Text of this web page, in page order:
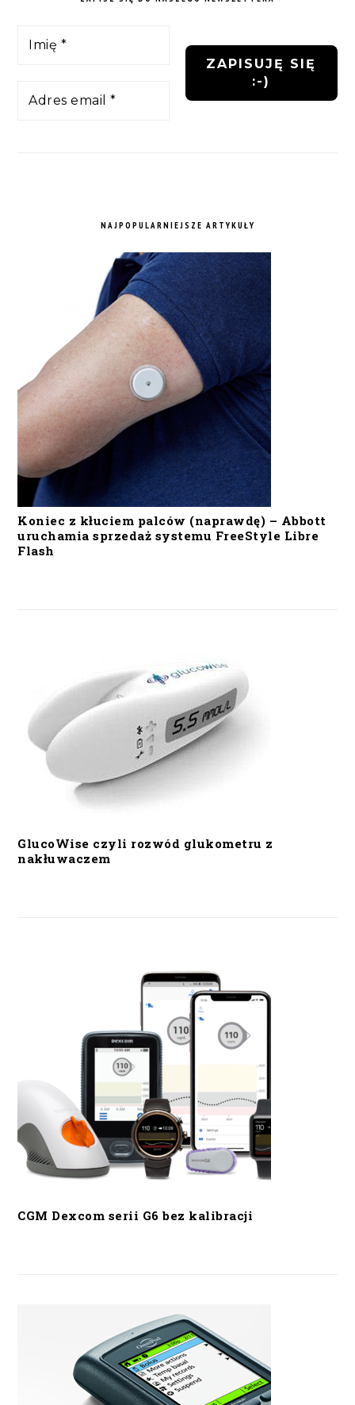
NAJPOPULARNIEJSZE ARTYKUŁY
Koniec z kłuciem palców (naprawdę) – Abbott
uruchamia sprzedaż systemu FreeStyle Libre
Flash
GlucoWise czyli rozwód glukometru z
nakłuwaczem
CGM Dexcom serii G6 bez kalibracji